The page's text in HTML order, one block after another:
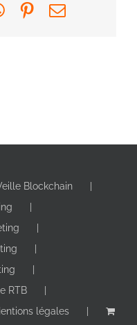
WhatsApp
Pinterest
Email
Blockchain
RTB
légales